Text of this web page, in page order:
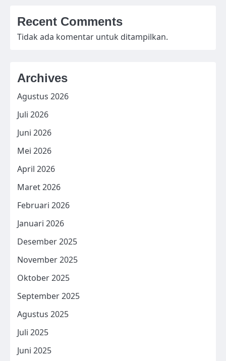
Recent Comments
Tidak ada komentar untuk ditampilkan.
Archives
Agustus 2026
Juli 2026
Juni 2026
Mei 2026
April 2026
Maret 2026
Februari 2026
Januari 2026
Desember 2025
November 2025
Oktober 2025
September 2025
Agustus 2025
Juli 2025
Juni 2025